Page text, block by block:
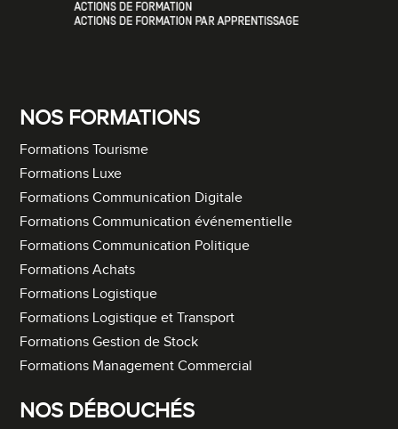
NOS FORMATIONS
Formations Tourisme
Formations Luxe
Formations Communication Digitale
Formations Communication événementielle
Formations Communication Politique
Formations Achats
Formations Logistique
Formations Logistique et Transport
Formations Gestion de Stock
Formations Management Commercial
NOS DÉBOUCHÉS